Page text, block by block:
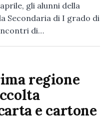
gli alunni della
Secondaria di I grado di
di…
regione
e cartone